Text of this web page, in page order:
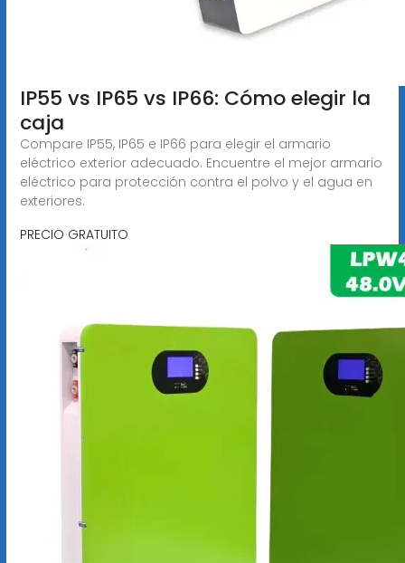
IP55 vs IP65 vs IP66: Cómo elegir la
caja
Compare IP55, IP65 e IP66 para elegir el armario
eléctrico exterior adecuado. Encuentre el mejor armario
eléctrico para protección contra el polvo y el agua en
exteriores.
PRECIO GRATUITO